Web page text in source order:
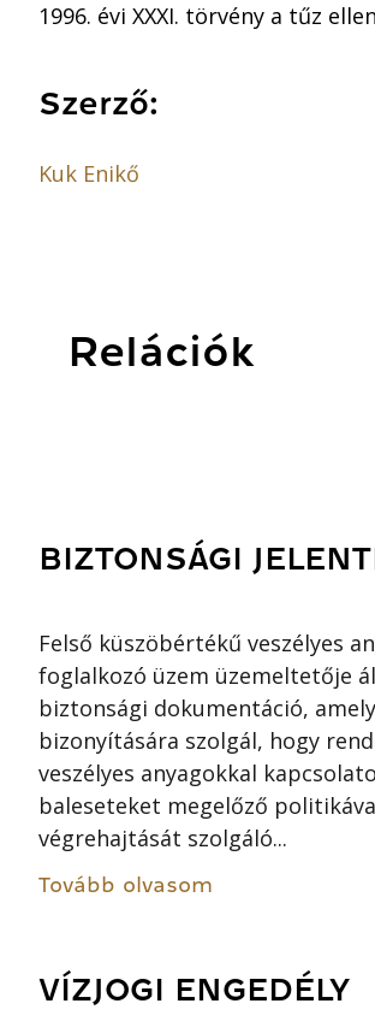
1996. évi XXXI. törvény a tűz
Szerző:
Kuk Enikő
Relációk
BIZTONSÁGI
Felső küszöbértékű veszélyes
foglalkozó üzem üzemeltetője
biztonsági dokumentáció,
bizonyítására szolgál, hogy
veszélyes anyagokkal
baleseteket megelőző
végrehajtását szolgáló...
Tovább olvasom
VÍZJOGI ENGEDÉLY